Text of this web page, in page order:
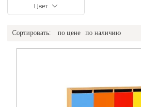
Цвет
Сортировать: по цене по наличию